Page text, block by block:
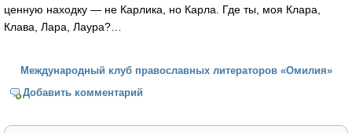
ценную находку — не Карлика, но Карла. Где ты, моя Клара,
Клава, Лара, Лаура?…
Международный клуб православных литераторов «Омилия»
Добавить комментарий